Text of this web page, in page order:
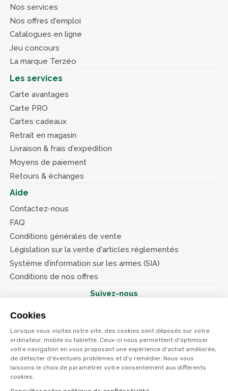
Cookies
Lorsque vous visitez notre site, des cookies sont déposés sur votre
ordinateur, mobile ou tablette. Ceux-ci nous permettent d'optimiser
votre navigation en vous proposant une expérience d'achat améliorée,
de détecter d'éventuels problèmes et d'y remédier. Nous vous
laissons le choix de paramétrer votre consentement aux différents
cookies.
Nos services
Nos offres d'emploi
Catalogues en ligne
Jeu concours
La marque Terzéo
Les services
Carte avantages
Carte PRO
Cartes cadeaux
Retrait en magasin
Livraison & frais d'expédition
Moyens de paiement
Retours & échanges
Aide
Contactez-nous
FAQ
Conditions générales de vente
Législation sur la vente d'articles réglementés
Système d’information sur les armes (SIA)
Conditions de nos offres
Suivez-nous
© Terres et eaux 2026
Politique de confidentialité
Mentions légales
CGV